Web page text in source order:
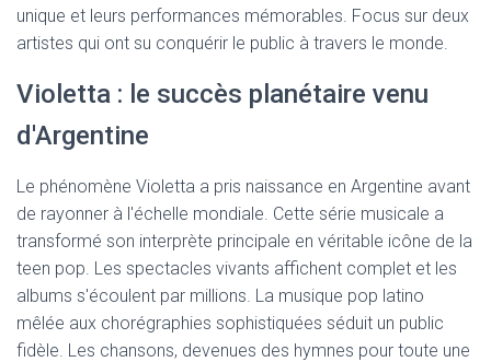
unique et leurs performances mémorables. Focus sur deux
artistes qui ont su conquérir le public à travers le monde.
Violetta : le succès planétaire venu
d'Argentine
Le phénomène Violetta a pris naissance en Argentine avant
de rayonner à l'échelle mondiale. Cette série musicale a
transformé son interprète principale en véritable icône de la
teen pop. Les spectacles vivants affichent complet et les
albums s'écoulent par millions. La musique pop latino
mêlée aux chorégraphies sophistiquées séduit un public
fidèle. Les chansons, devenues des hymnes pour toute une